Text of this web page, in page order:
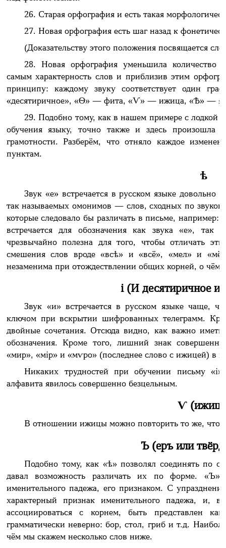
26. Старая орфография и есть такая
27. Новая орфография есть шаг назад к
(Доказательству этого положения посвящается
28. Новая орфография уменьшила
самым характерность слов и приблизив этим
принципу: каждому звуку соответствует один
«десятиричное», «Ѳ» — фита, «Ѵ» — ижица, «Ѣ» —
29. Подобно тому, как в нашем примере с лодкой
обучения языку, точно также и здесь произошла
грамотности. Разберём, что отняло каждое
пунктам.
ѣ
Звук «е» встречается в русском языке довольно
так называемых омонимов — слов, сходных по
которые следовало бы различать в письме,
встречается для обозначения как звука «е»,
чрезвычайно полезна для того, чтобы отличать
смешения слов вроде «всѣ» и «всё», «мел» и
незаменима при отождествлении общих корней, о
і (И десятиричное
Звук «и» встречается в русском языке чаще,
ключом при вскрытии шифрованных телеграмм.
двойные сочетания. Отсюда видно, как важно иметь
обозначения. Кроме того, лишний знак
«мир», «мір» и «мѵро» (последнее слово с ижицей) в
Никаких трудностей при обучении письму
алфавита явилось совершенно безцельным.
Ѵ
В отношении ижицы можно повторить то же, что
Ъ (еръ или
Подобно тому, как «ѣ» позволял соединять по
давал возможность различать их по форме.
именительного падежа, его признаком. С
характерный признак именительного падежа, и,
ассоциироваться с корнем, быть представлен
грамматически неверно: бор, стол, гриб и т.д.
чём мы скажем несколько слов ниже.